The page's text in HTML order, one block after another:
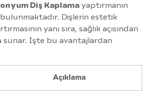
Diş Kaplama yaptırmanın
Dişlerin estetik
yanı sıra, sağlık açısından
sunar. İşte bu avantajlardan
Açıklama